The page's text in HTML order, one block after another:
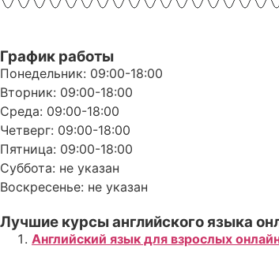
График работы
Понедельник: 09:00-18:00
Вторник: 09:00-18:00
Среда: 09:00-18:00
Четверг: 09:00-18:00
Пятница: 09:00-18:00
Суббота: не указан
Воскресенье: не указан
Лучшие курсы английского языка
Английский язык для взрослых